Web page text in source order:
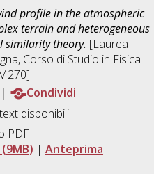
profile in the atmospheric
terrain and heterogeneous
similarity theory. [Laurea
Corso di Studio in Fisica
Condividi
disponibili:
PDF
| Anteprima